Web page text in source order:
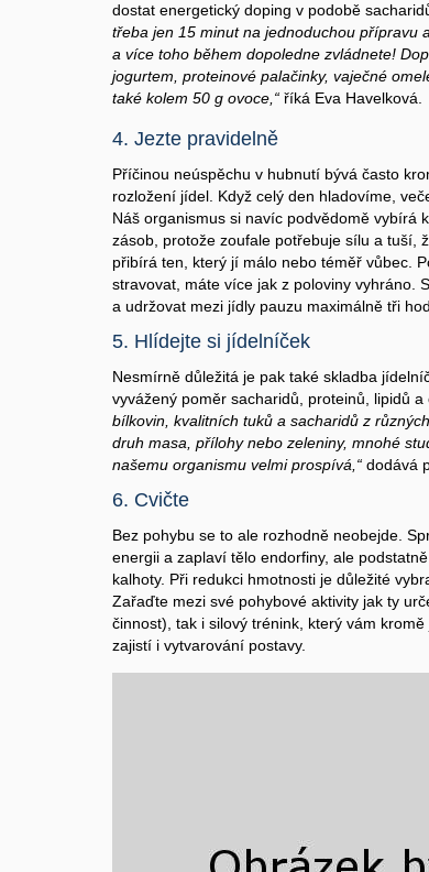
dostat energetický doping v podobě
třeba jen 15 minut na jednoduchou přípravu
a více toho během dopoledne zvládnete!
jogurtem, proteinové palačinky, vaječné
také kolem 50 g ovoce,“ říká Eva Havelková.
4. Jezte pravidelně
Příčinou neúspěchu v hubnutí bývá často
rozložení jídel. Když celý den hladovíme,
Náš organismus si navíc podvědomě vybírá
zásob, protože zoufale potřebuje sílu a tuší,
přibírá ten, který jí málo nebo téměř vůbec.
stravovat, máte více jak z poloviny vyhráno.
a udržovat mezi jídly pauzu maximálně tři
5. Hlídejte si jídelníček
Nesmírně důležitá je pak také skladba
vyvážený poměr sacharidů, proteinů, lipidů a
bílkovin, kvalitních tuků a sacharidů z
druh masa, přílohy nebo zeleniny, mnohé
našemu organismu velmi prospívá,“ dodává
6. Cvičte
Bez pohybu se to ale rozhodně neobejde.
energii a zaplaví tělo endorfiny, ale
kalhoty. Při redukci hmotnosti je důležité
Zařaďte mezi své pohybové aktivity jak ty
činnost), tak i silový trénink, který vám
zajistí i vytvarování postavy.